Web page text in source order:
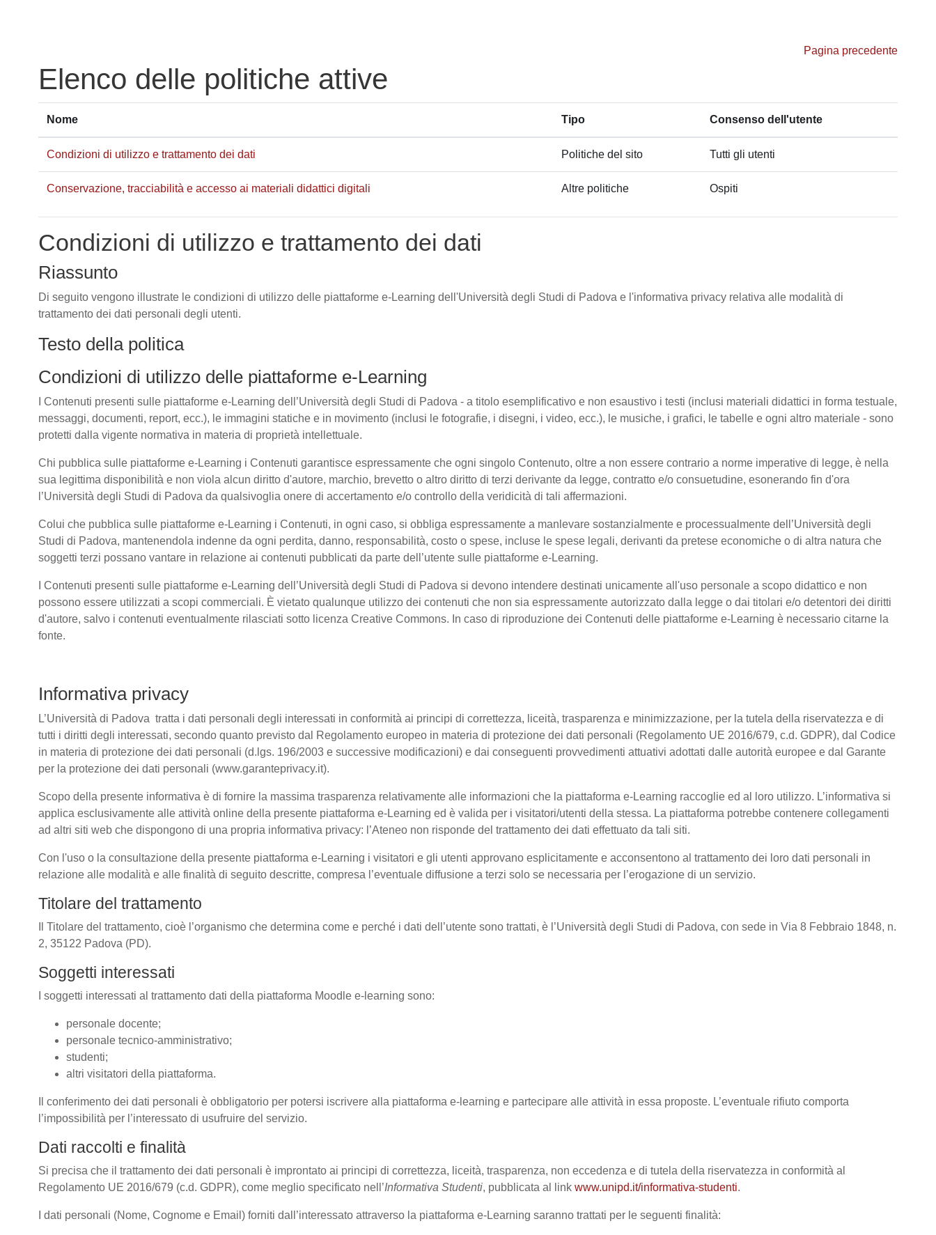
Pagina precedente
Elenco delle politiche attive
Nome Tipo Consenso dell'utente
Condizioni di utilizzo e trattamento dei dati Politiche del sito Tutti gli utenti
Conservazione, tracciabilità e accesso ai materiali didattici digitali Altre politiche Ospiti
Condizioni di utilizzo e trattamento dei dati
Riassunto
Di seguito vengono illustrate le condizioni di utilizzo delle piattaforme e-Learning dell'Università degli Studi di Padova e l'informativa privacy relativa alle modalità di
trattamento dei dati personali degli utenti.
Testo della politica
Condizioni di utilizzo delle piattaforme e-Learning
I Contenuti presenti sulle piattaforme e-Learning dell’Università degli Studi di Padova - a titolo esemplificativo e non esaustivo i testi (inclusi materiali didattici in forma testuale,
messaggi, documenti, report, ecc.), le immagini statiche e in movimento (inclusi le fotografie, i disegni, i video, ecc.), le musiche, i grafici, le tabelle e ogni altro materiale - sono
protetti dalla vigente normativa in materia di proprietà intellettuale.
Chi pubblica sulle piattaforme e-Learning i Contenuti garantisce espressamente che ogni singolo Contenuto, oltre a non essere contrario a norme imperative di legge, è nella
sua legittima disponibilità e non viola alcun diritto d'autore, marchio, brevetto o altro diritto di terzi derivante da legge, contratto e/o consuetudine, esonerando fin d'ora
l’Università degli Studi di Padova da qualsivoglia onere di accertamento e/o controllo della veridicità di tali affermazioni.
Colui che pubblica sulle piattaforme e-Learning i Contenuti, in ogni caso, si obbliga espressamente a manlevare sostanzialmente e processualmente dell’Università degli
Studi di Padova, mantenendola indenne da ogni perdita, danno, responsabilità, costo o spese, incluse le spese legali, derivanti da pretese economiche o di altra natura che
soggetti terzi possano vantare in relazione ai contenuti pubblicati da parte dell’utente sulle piattaforme e-Learning.
I Contenuti presenti sulle piattaforme e-Learning dell’Università degli Studi di Padova si devono intendere destinati unicamente all'uso personale a scopo didattico e non
possono essere utilizzati a scopi commerciali. È vietato qualunque utilizzo dei contenuti che non sia espressamente autorizzato dalla legge o dai titolari e/o detentori dei diritti
d'autore, salvo i contenuti eventualmente rilasciati sotto licenza Creative Commons. In caso di riproduzione dei Contenuti delle piattaforme e-Learning è necessario citarne la
fonte.
Informativa privacy
L’Università di Padova tratta i dati personali degli interessati in conformità ai principi di correttezza, liceità, trasparenza e minimizzazione, per la tutela della riservatezza e di
tutti i diritti degli interessati, secondo quanto previsto dal Regolamento europeo in materia di protezione dei dati personali (Regolamento UE 2016/679, c.d. GDPR), dal Codice
in materia di protezione dei dati personali (d.lgs. 196/2003 e successive modificazioni) e dai conseguenti provvedimenti attuativi adottati dalle autorità europee e dal Garante
per la protezione dei dati personali (www.garanteprivacy.it).
Scopo della presente informativa è di fornire la massima trasparenza relativamente alle informazioni che la piattaforma e-Learning raccoglie ed al loro utilizzo. L’informativa si
applica esclusivamente alle attività online della presente piattaforma e-Learning ed è valida per i visitatori/utenti della stessa. La piattaforma potrebbe contenere collegamenti
ad altri siti web che dispongono di una propria informativa privacy: l’Ateneo non risponde del trattamento dei dati effettuato da tali siti.
Con l'uso o la consultazione della presente piattaforma e-Learning i visitatori e gli utenti approvano esplicitamente e acconsentono al trattamento dei loro dati personali in
relazione alle modalità e alle finalità di seguito descritte, compresa l’eventuale diffusione a terzi solo se necessaria per l’erogazione di un servizio.
Titolare del trattamento
Il Titolare del trattamento, cioè l’organismo che determina come e perché i dati dell’utente sono trattati, è l’Università degli Studi di Padova, con sede in Via 8 Febbraio 1848, n.
2, 35122 Padova (PD).
Soggetti interessati
I soggetti interessati al trattamento dati della piattaforma Moodle e-learning sono:
personale docente;
personale tecnico-amministrativo;
studenti;
altri visitatori della piattaforma.
Il conferimento dei dati personali è obbligatorio per potersi iscrivere alla piattaforma e-learning e partecipare alle attività in essa proposte. L’eventuale rifiuto comporta
l’impossibilità per l’interessato di usufruire del servizio.
Dati raccolti e finalità
Si precisa che il trattamento dei dati personali è improntato ai principi di correttezza, liceità, trasparenza, non eccedenza e di tutela della riservatezza in conformità al
Regolamento UE 2016/679 (c.d. GDPR), come meglio specificato nell’Informativa Studenti, pubblicata al link www.unipd.it/informativa-studenti.
I dati personali (Nome, Cognome e Email) forniti dall’interessato attraverso la piattaforma e-Learning saranno trattati per le seguenti finalità: